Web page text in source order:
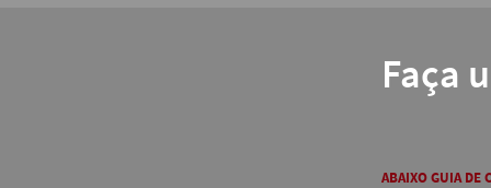
Faça
ABAIXO GUIA DE